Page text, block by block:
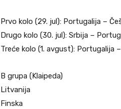
Prvo kolo (29. jul): Portugalija –
Drugo kolo (30. jul): Srbija –
Treće kolo (1. avgust): Portugalija
B grupa (Klaipeda)
Litvanija
Finska